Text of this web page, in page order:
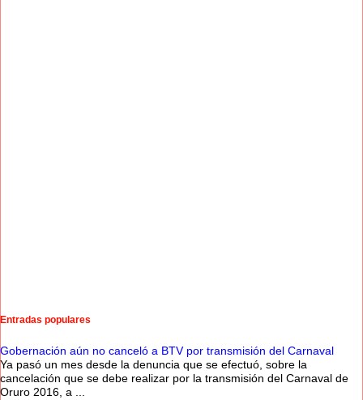
Entradas populares
Gobernación aún no canceló a BTV por transmisión del Carnaval
Ya pasó un mes desde la denuncia que se efectuó, sobre la
cancelación que se debe realizar por la transmisión del Carnaval de
Oruro 2016, a ...